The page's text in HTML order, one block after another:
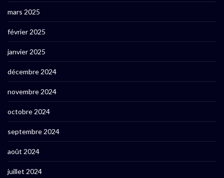
mars 2025
février 2025
janvier 2025
décembre 2024
novembre 2024
octobre 2024
septembre 2024
août 2024
juillet 2024